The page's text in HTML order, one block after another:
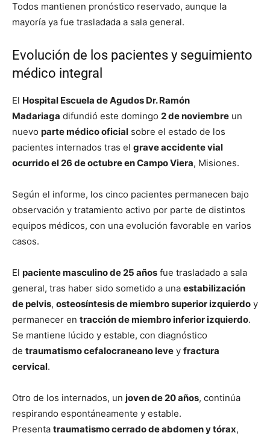
Todos mantienen pronóstico reservado, aunque la
mayoría ya fue trasladada a sala general.
Evolución de los pacientes y seguimiento
médico integral
El Hospital Escuela de Agudos Dr. Ramón
Madariaga difundió este domingo 2 de noviembre un
nuevo parte médico oficial sobre el estado de los
pacientes internados tras el grave accidente vial
ocurrido el 26 de octubre en Campo Viera, Misiones.
Según el informe, los cinco pacientes permanecen bajo
observación y tratamiento activo por parte de distintos
equipos médicos, con una evolución favorable en varios
casos.
El paciente masculino de 25 años fue trasladado a sala
general, tras haber sido sometido a una estabilización
de pelvis, osteosíntesis de miembro superior izquierdo y
permanecer en tracción de miembro inferior izquierdo.
Se mantiene lúcido y estable, con diagnóstico
de traumatismo cefalocraneano leve y fractura
cervical.
Otro de los internados, un joven de 20 años, continúa
respirando espontáneamente y estable.
Presenta traumatismo cerrado de abdomen y tórax,